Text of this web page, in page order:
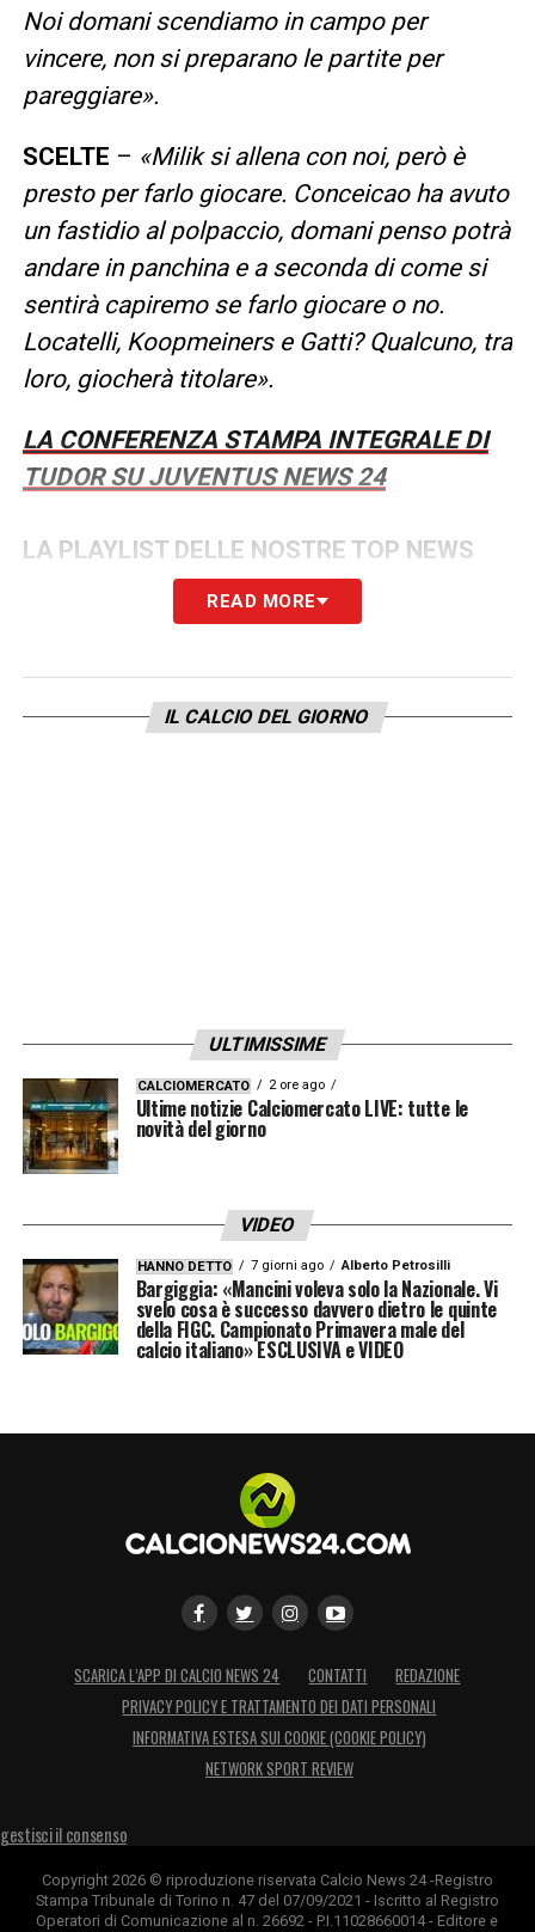
Noi domani scendiamo in campo per
vincere, non si preparano le partite per
pareggiare».
SCELTE – «Milik si allena con noi, però è
presto per farlo giocare. Conceicao ha avuto
un fastidio al polpaccio, domani penso potrà
andare in panchina e a seconda di come si
sentirà capiremo se farlo giocare o no.
Locatelli, Koopmeiners e Gatti? Qualcuno, tra
loro, giocherà titolare».
LA CONFERENZA STAMPA INTEGRALE DI
TUDOR SU JUVENTUS NEWS 24
LA PLAYLIST DELLE NOSTRE TOP NEWS
READ MORE
IL CALCIO DEL GIORNO
ULTIMISSIME
CALCIOMERCATO 2 ore ago
Ultime notizie Calciomercato LIVE: tutte le
novità del giorno
VIDEO
HANNO DETTO 7 giorni ago Alberto Petrosilli
Bargiggia: «Mancini voleva solo la Nazionale. Vi
svelo cosa è successo davvero dietro le quinte
della FIGC. Campionato Primavera male del
calcio italiano» ESCLUSIVA e VIDEO
SCARICA L’APP DI CALCIO NEWS 24 CONTATTI
REDAZIONE
PRIVACY POLICY E TRATTAMENTO DEI DATI PERSONALI
INFORMATIVA ESTESA SUI COOKIE (COOKIE POLICY)
NETWORK SPORT REVIEW
gestisci il consenso
Copyright 2026 © riproduzione riservata Calcio News 24 -Registro
Stampa Tribunale di Torino n. 47 del 07/09/2021 - Iscritto al Registro
Operatori di Comunicazione al n. 26692 - P.I.11028660014 - Editore e